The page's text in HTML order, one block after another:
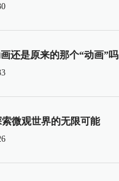
还是原来的那个“动画”吗
微观世界的无限可能